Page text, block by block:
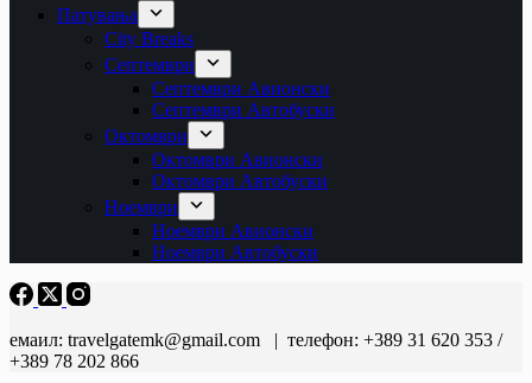
Патувања
City Breaks
Септември
Септември Авионски
Септември Автобуски
Октомври
Октомври Авионски
Октомври Автобуски
Ноември
Ноември Авионски
Ноември Автобуски
емаил: travelgatemk@gmail.com | телефон: +389 31 620 353 /
+389 78 202 866